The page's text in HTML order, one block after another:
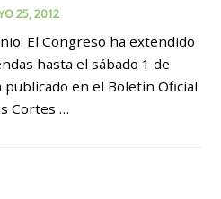
25, 2012
El Congreso ha extendido
hasta el sábado 1 de
en el Boletín Oficial
Cortes …